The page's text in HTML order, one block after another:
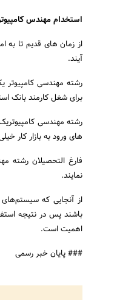
استخدام مهندس
از زمان های قدیم تا
آیند.
رشته مهندسی کامپیوتر
برای شغل کارمند بانک
رشته مهندسی
های ورود به بازار کار
فارغ التحصیلان رشته
نمایند.
از آنجایی که سیستم‌های
باشند پس در نتیجه
اهمیت است.
### پایان خبر رسمی